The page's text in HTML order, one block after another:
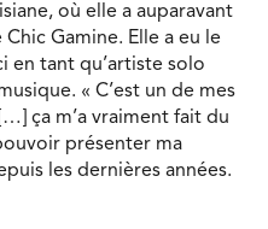
où elle a auparavant
Gamine. Elle a eu le
en tant qu’artiste solo
« C’est un de mes
ça m’a vraiment fait du
présenter ma
les dernières années.